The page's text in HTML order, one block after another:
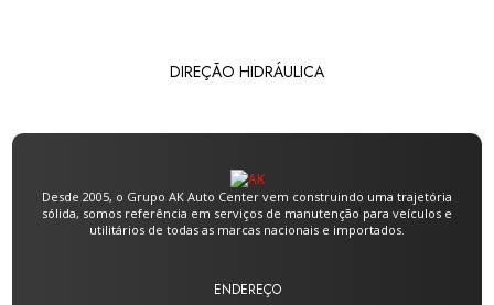
DIREÇÃO HIDRÁULICA
Desde 2005, o Grupo AK Auto Center vem construindo uma trajetória
sólida, somos referência em serviços de manutenção para veículos e
utilitários de todas as marcas nacionais e importados.
ENDEREÇO